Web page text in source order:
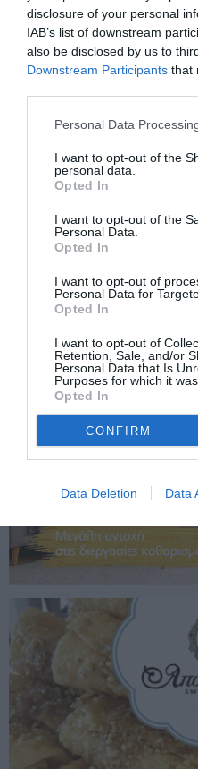
disclosure of your personal
IAB’s list of downstream
also be disclosed by us to
Downstream Participants that
Personal Data
I want to opt-out of the
personal data.
Opted In
I want to opt-out of the
Personal Data.
Opted In
I want to opt-out of
Personal Data for
Opted In
I want to opt-out of
Retention, Sale, and/or
Personal Data that Is
Purposes for which it
Opted In
CONFIRM
Data Deletion Data
TAGS:
ΔΗΜΟΣ ΜΕΣΣΗΝΗΣ
ΚΕΝΤΡΟ ΚΟΙΝΟΤΗΤΑΣ
Facebook Twitter